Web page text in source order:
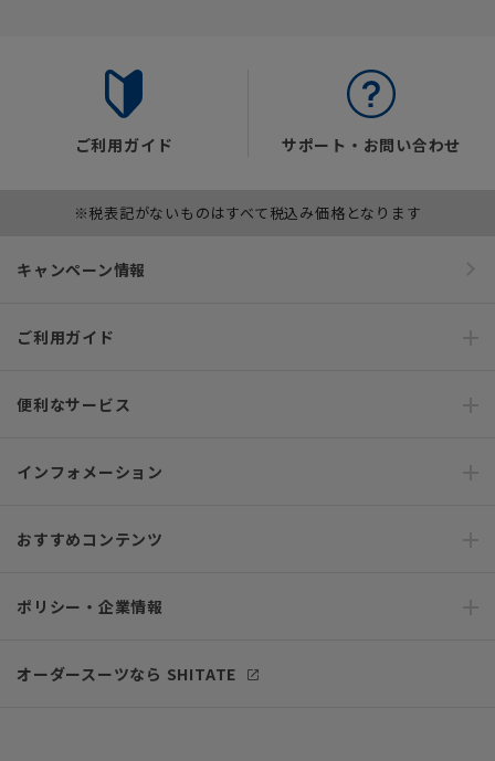
ご利用ガイド サポート・お問い合わせ
※税表記がないものはすべて税込み価格となります
キャンペーン情報
ご利用ガイド
便利なサービス
インフォメーション
おすすめコンテンツ
ポリシー・企業情報
オーダースーツなら SHITATE